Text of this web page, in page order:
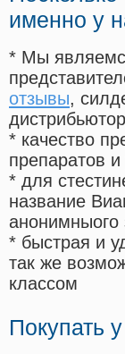
именно у
* Мы
отзывы,
* качество
препаратов
* для
название
анонимныого
* быстрая и
так же
классом
Покупать